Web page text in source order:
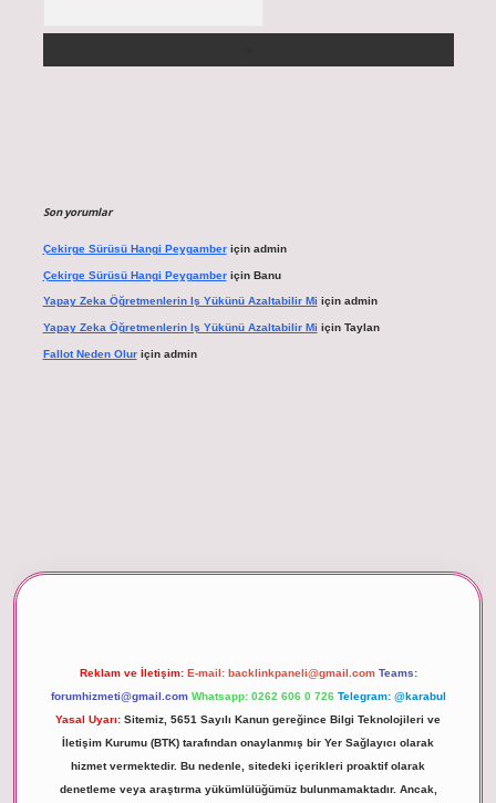
Son yorumlar
Çekirge Sürüsü Hangi Peygamberiçin admin
Çekirge Sürüsü Hangi Peygamberiçin Banu
Yapay Zeka Öğretmenlerin Iş Yükünü Azaltabilir Mi için admin
Yapay Zeka Öğretmenlerin Iş Yükünü Azaltabilir Mi için Taylan
Fallot Neden Oluriçin admin
Reklam ve İletişim: E-mail: backlinkpaneli@gmail.com Teams:
forumhizmeti@gmail.com Whatsapp: 0262 606 0 726 Telegram: @karabul
Yasal Uyarı: Sitemiz, 5651 Sayılı Kanun gereğince Bilgi Teknolojileri ve
İletişim Kurumu (BTK) tarafından onaylanmış bir Yer Sağlayıcı olarak
hizmet vermektedir. Bu nedenle, sitedeki içerikleri proaktif olarak
denetleme veya araştırma yükümlülüğümüz bulunmamaktadır. Ancak,